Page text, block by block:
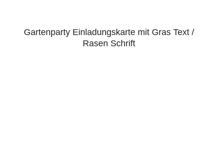
Gartenparty Einladungskarte mit Gras Text /
Rasen Schrift